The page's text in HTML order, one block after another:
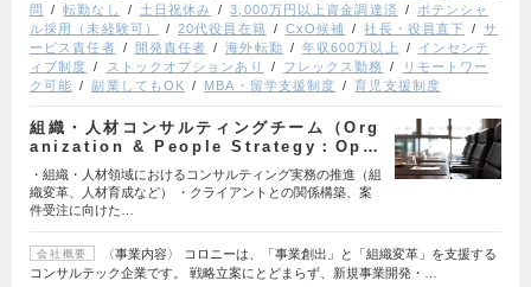
問
転勤なし 土日祝休み 3,000万円以上資金調達済
ポテンシャ
ル採用（未経験可）
20代役員在籍 CxO候補 社長・役員直下
サ
ービス責任者
開発責任者 海外転勤 年収600万以上
インセンテ
ィブ制度
ストックオプションあり フレックス勤務
リモートワー
ク可能
副業してもOK MBA・留学支援制度 育児支援制度
組織・人材コンサルティングチーム（Org
anization & People Strategy：Op…
・組織・人材領域におけるコンサルティング実務の推進（組
織変革、人材育成など） ・クライアントとの関係構築、案
件受注に向けた…
会社概要
〈事業内容〉 コロニーは、「事業創出」と「組織変革」を支援する
コンサルテック企業です。 戦略立案にとどまらず、新規事業開発・…